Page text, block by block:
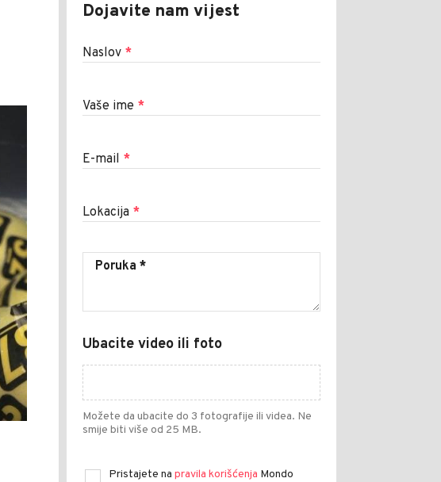
Dojavite nam vijest
Naslov *
Vaše ime *
E-mail *
Lokacija *
Ubacite video ili foto
Možete da ubacite do 3 fotografije ili videa. Ne
smije biti više od 25 MB.
Pristajete na pravila korišćenja Mondo